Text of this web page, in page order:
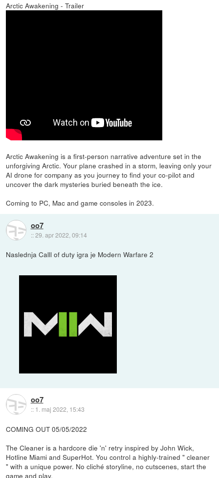
Arctic Awakening - Trailer
Arctic Awakening is a first-person narrative adventure set in the
unforgiving Arctic. Your plane crashed in a storm, leaving only your
AI drone for company as you journey to find your co-pilot and
uncover the dark mysteries buried beneath the ice.
Coming to PC, Mac and game consoles in 2023.
oo7
::29. apr 2022, 09:14
Naslednja Calll of duty igra je Modern Warfare 2
oo7
:: 1. maj 2022, 15:43
COMING OUT 05/05/2022
The Cleaner is a hardcore die 'n' retry inspired by John Wick,
Hotline Miami and SuperHot. You control a highly-trained " cleaner
" with a unique power. No cliché storyline, no cutscenes, start the
game and play.